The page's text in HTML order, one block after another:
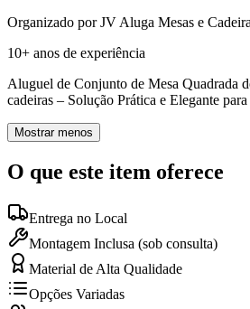
Organizado porJV Aluga Mesas e
10+ anos de experiência
Aluguel de Conjunto de Mesa Quadrada
cadeiras – Solução Prática e Elegante
Mostrar menos
O que este item oferece
Entrega no Local
Montagem Inclusa (sob consulta)
Material de Alta Qualidade
Opções Variadas